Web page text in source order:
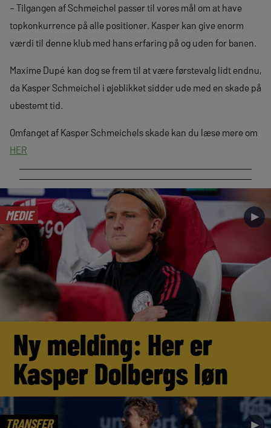
– Tilgangen af Schmeichel passer til vores mål om at have
topkonkurrence på alle positioner. Kasper kan give enorm
værdi til denne klub med hans erfaring på og uden for banen.
Maxime Dupé kan dog se frem til at være førstevalg lidt endnu,
da Kasper Schmeichel i øjeblikket sidder ude med en skade på
ubestemt tid.
Omfanget af Kasper Schmeichels skade kan du læse mere om
HER
MEDIE ►
Ny melding: Her er
Kasper Dolbergs løn
TRANSFER ►